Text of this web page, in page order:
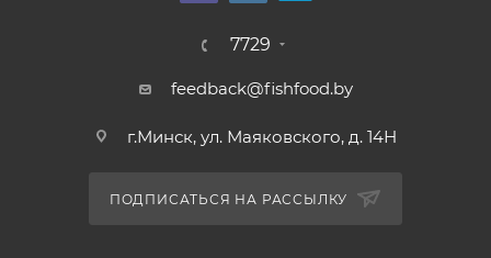
7729
feedback@fishfood.by
г.Минск, ул. Маяковского, д. 14Н
ПОДПИСАТЬСЯ НА РАССЫЛКУ